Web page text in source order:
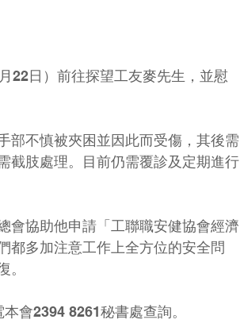
22日）前往探望工友麥先生，並慰
部不慎被夾困並因此而受傷，其後需
截肢處理。目前仍需覆診及定期進行
會協助他申請「工聯職安健協會經濟
都多加注意工作上全方位的安全問
。
會2394 8261秘書處查詢。